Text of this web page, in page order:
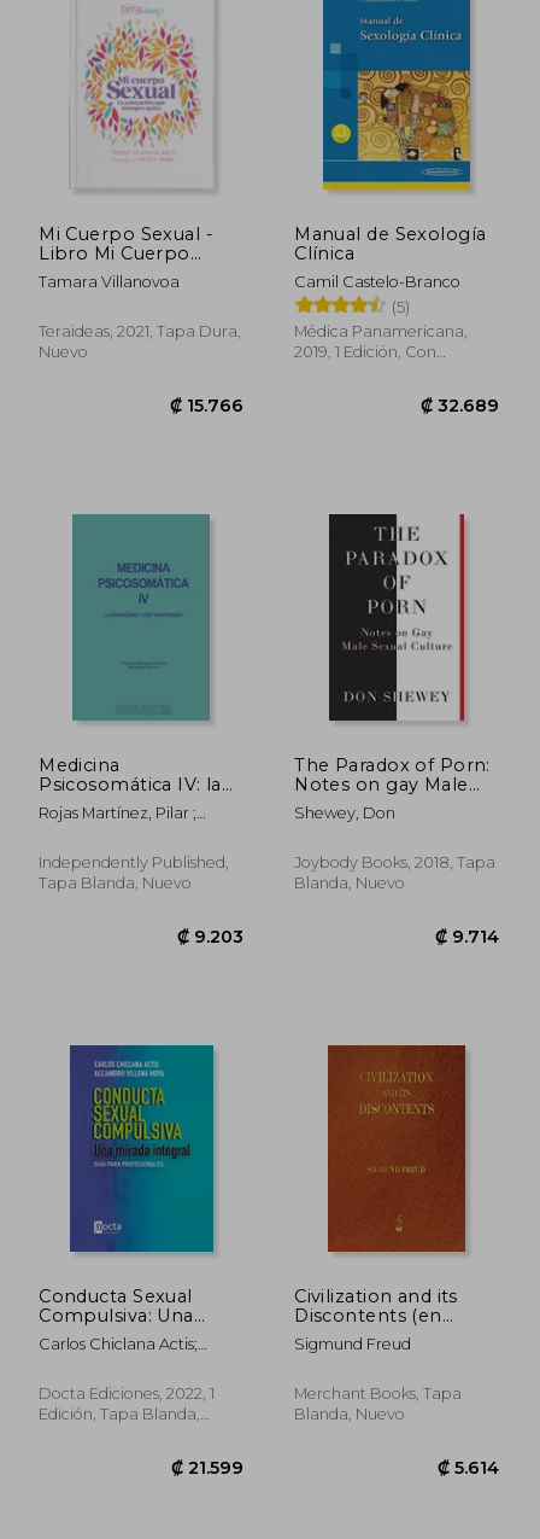
₡ 9.195
Mi Cuerpo Sexual -
Libro Mi Cuerpo
Sexual - Aprender
Sexualidad,
Bienestar -
TERAIDEAS - Para
Tamara Villanovoa
Teraideas, 2021, Tapa Dura,
Nuevo
₡ 15.766
Manual de Sexología
Clínica
Camil Castelo-Branco
(5)
Médica Panamericana,
2019, 1 Edición, Con
₡
Medicina
Psicosomática IV: la
sexualidad y sus
trastornos
Rojas Martínez, Pilar ;
Alejandra
Independently Published,
Tapa Blanda, Nuevo
The Paradox of Porn:
Notes on gay Male
Sexual Culture (en
Inglés)
Shewey, Don
Joybody Books, 2018, Tapa
Blanda, Nuevo
Conducta Sexual
Compulsiva: Una
Mirada Integral: Guía
Para Profesionales
Carlos Chiclana Actis;
Docta Ediciones, 2022, 1
Edición, Tapa Blanda,
Civilization and its
Discontents (en
Inglés)
Sigmund Freud
Merchant Books, Tapa
Blanda, Nuevo